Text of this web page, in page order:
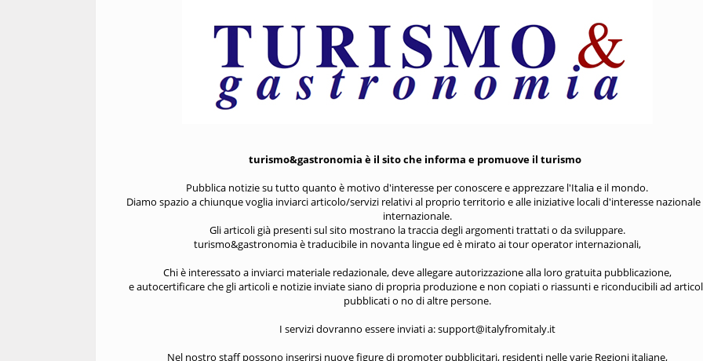
turismo&gastronomia è il sito che informa e promuove il turismo
Pubblica notizie su tutto quanto è motivo d'interesse per conoscere e apprezzare l'Italia e il mondo.
Diamo spazio a chiunque voglia inviarci articolo/servizi relativi al proprio territorio e alle iniziative locali d'interesse nazionale
internazionale.
Gli articoli già presenti sul sito mostrano la traccia degli argomenti trattati o da sviluppare.
turismo&gastronomia è traducibile in novanta lingue ed è mirato ai tour operator internazionali,
Chi è interessato a inviarci materiale redazionale, deve allegare autorizzazione alla loro gratuita pubblicazione,
e autocertificare che gli articoli e notizie inviate siano di propria produzione e non copiati o riassunti e riconducibili ad
pubblicati o no di altre persone.
I servizi dovranno essere inviati a: support@italyfromitaly.it
Nel nostro staff possono inserirsi nuove figure di promoter pubblicitari, residenti nelle varie Regioni italiane,